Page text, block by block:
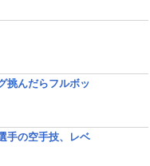
挑んだらフルボッ
手の空手技、レベ